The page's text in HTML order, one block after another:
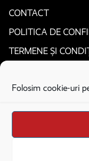
Folosim cookie-uri
CONTACT
POLITICA DE
TERMENE ȘI
Brandul Recorder e